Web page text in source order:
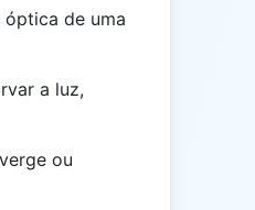
de uma
a luz,
ou